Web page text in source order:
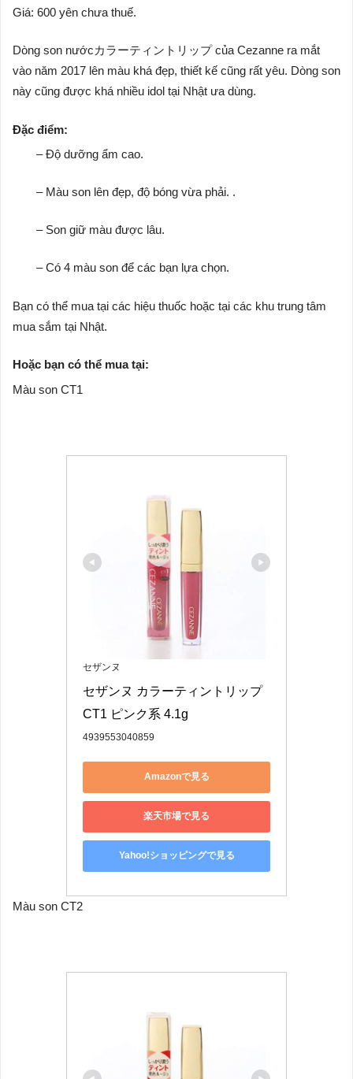
Giá: 600 yên chưa thuế.
Dòng son nướcカラーティントリップ của Cezanne ra mắt
vào năm 2017 lên màu khá đẹp, thiết kế cũng rất yêu. Dòng son
này cũng được khá nhiều idol tại Nhật ưa dùng.
Đặc điểm:
– Độ dưỡng ẩm cao.
– Màu son lên đẹp, độ bóng vừa phải. .
– Son giữ màu được lâu.
– Có 4 màu son để các bạn lựa chọn.
Bạn có thể mua tại các hiệu thuốc hoặc tại các khu trung tâm
mua sắm tại Nhật.
Hoặc bạn có thể mua tại:
Màu son CT1
セザンヌ
セザンヌ カラーティントリップ
CT1 ピンク系 4.1g
4939553040859
Amazonで見る
楽天市場で見る
Yahoo!ショッピングで見る
Màu son CT2